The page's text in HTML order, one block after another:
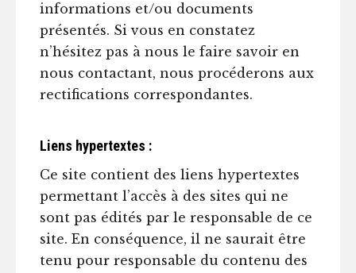
informations et/ou documents
présentés. Si vous en constatez
n’hésitez pas à nous le faire savoir en
nous contactant, nous procéderons aux
rectifications correspondantes.
Liens hypertextes :
Ce site contient des liens hypertextes
permettant l’accès à des sites qui ne
sont pas édités par le responsable de ce
site. En conséquence, il ne saurait être
tenu pour responsable du contenu des